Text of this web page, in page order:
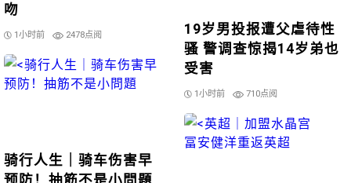
吻
1小时前 2478点阅
19岁男投报遭父虐待性
骚 警调查惊揭14岁弟也
受害
1小时前 710点阅
骑行人生｜骑车伤害早